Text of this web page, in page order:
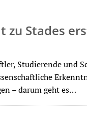
zu Stades
Studierende und
– darum geht es…